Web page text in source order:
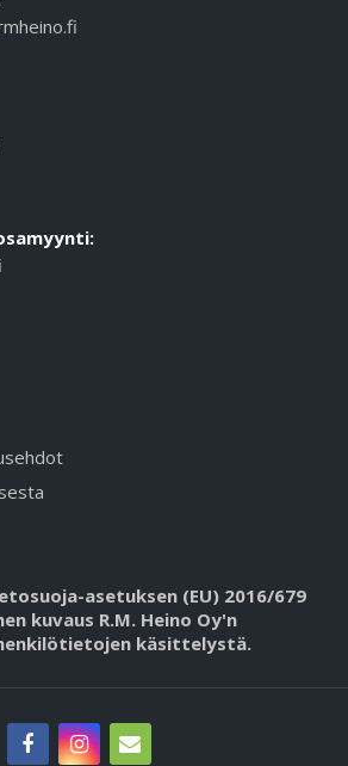
asetuksen (EU) 2016/679
kuvaus R.M. Heino Oy'n
käsittelystä.